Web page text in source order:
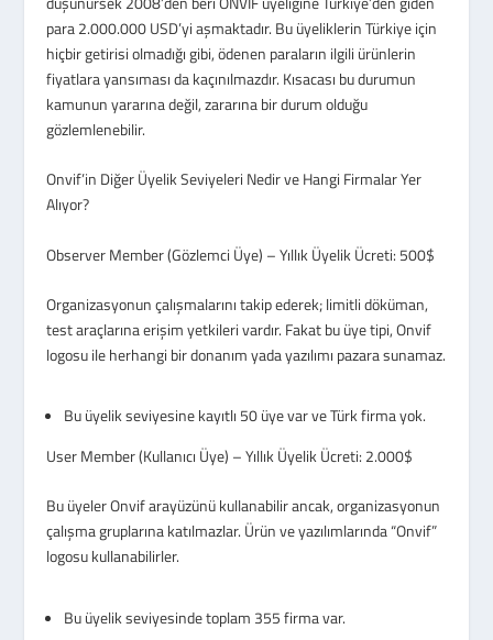
para 2.000.000 USD’yi aşmaktadır. Bu üyeliklerin Türkiye için
hiçbir getirisi olmadığı gibi, ödenen paraların ilgili ürünlerin
fiyatlara yansıması da kaçınılmazdır. Kısacası bu durumun
kamunun yararına değil, zararına bir durum olduğu
gözlemlenebilir.
Onvif’in Diğer Üyelik Seviyeleri Nedir ve Hangi Firmalar Yer
Alıyor?
Observer Member (Gözlemci Üye) – Yıllık Üyelik Ücreti: 500$
Organizasyonun çalışmalarını takip ederek; limitli döküman,
test araçlarına erişim yetkileri vardır. Fakat bu üye tipi, Onvif
logosu ile herhangi bir donanım yada yazılımı pazara sunamaz.
Bu üyelik seviyesine kayıtlı 50 üye var ve Türk firma yok.
User Member (Kullanıcı Üye) – Yıllık Üyelik Ücreti: 2.000$
Bu üyeler Onvif arayüzünü kullanabilir ancak, organizasyonun
çalışma gruplarına katılmazlar. Ürün ve yazılımlarında “Onvif”
logosu kullanabilirler.
Bu üyelik seviyesinde toplam 355 firma var.